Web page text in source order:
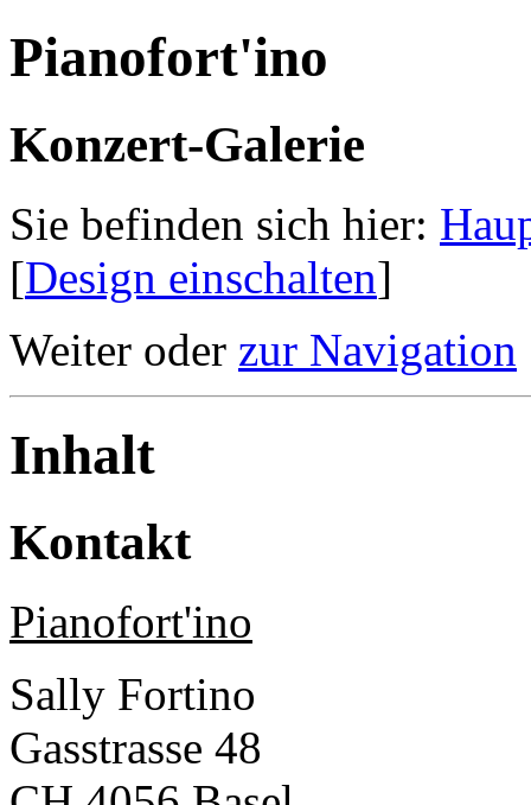
Pianofort'ino
Konzert-Galerie
Sie befinden sich hier:
[Design einschalten]
Weiter oder zur Navigation
Inhalt
Kontakt
Pianofort'ino
Sally Fortino
Gasstrasse 48